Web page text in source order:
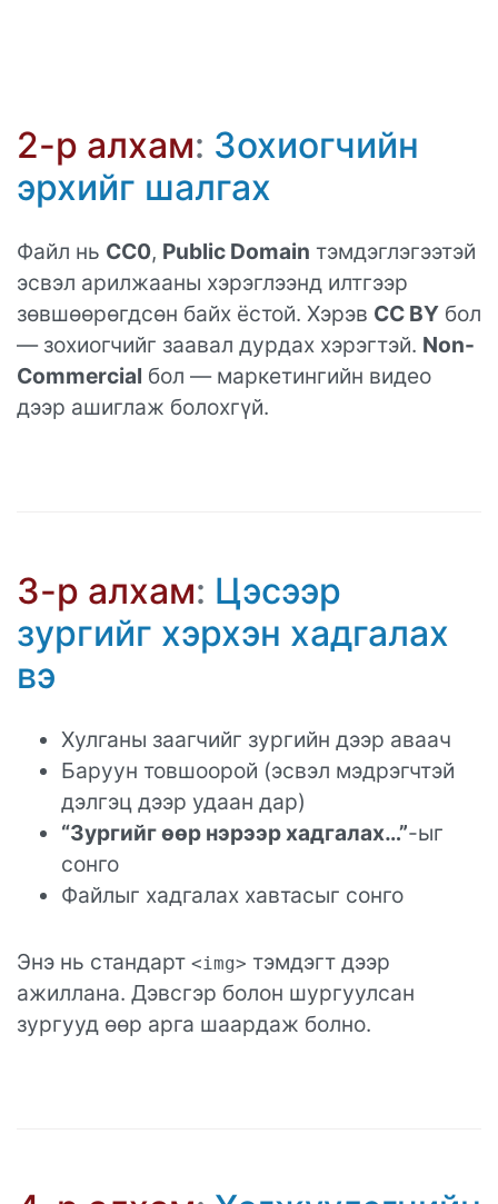
2-р алхам: Зохиогчийн
эрхийг шалгах
Файл нь CC0, Public Domain тэмдэглэгээтэй
эсвэл арилжааны хэрэглээнд илтгээр
зөвшөөрөгдсөн байх ёстой. Хэрэв CC BY бол
— зохиогчийг заавал дурдах хэрэгтэй. Non-
Commercial бол — маркетингийн видео
дээр ашиглаж болохгүй.
3-р алхам: Цэсээр
зургийг хэрхэн хадгалах
вэ
Хулганы заагчийг зургийн дээр аваач
Баруун товшоорой (эсвэл мэдрэгчтэй
дэлгэц дээр удаан дар)
“Зургийг өөр нэрээр хадгалах…”-ыг
сонго
Файлыг хадгалах хавтасыг сонго
Энэ нь стандарт <img> тэмдэгт дээр
ажиллана. Дэвсгэр болон шургуулсан
зургууд өөр арга шаардаж болно.